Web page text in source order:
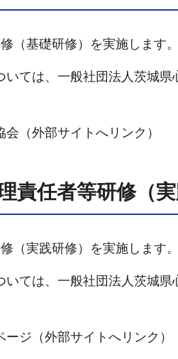
（基礎研修）を実施します。
ては、一般社団法人茨城
（外部サイトへリンク）
責任者等研修（
（実践研修）を実施します。
ては、一般社団法人茨城
ジ（外部サイトへリンク）